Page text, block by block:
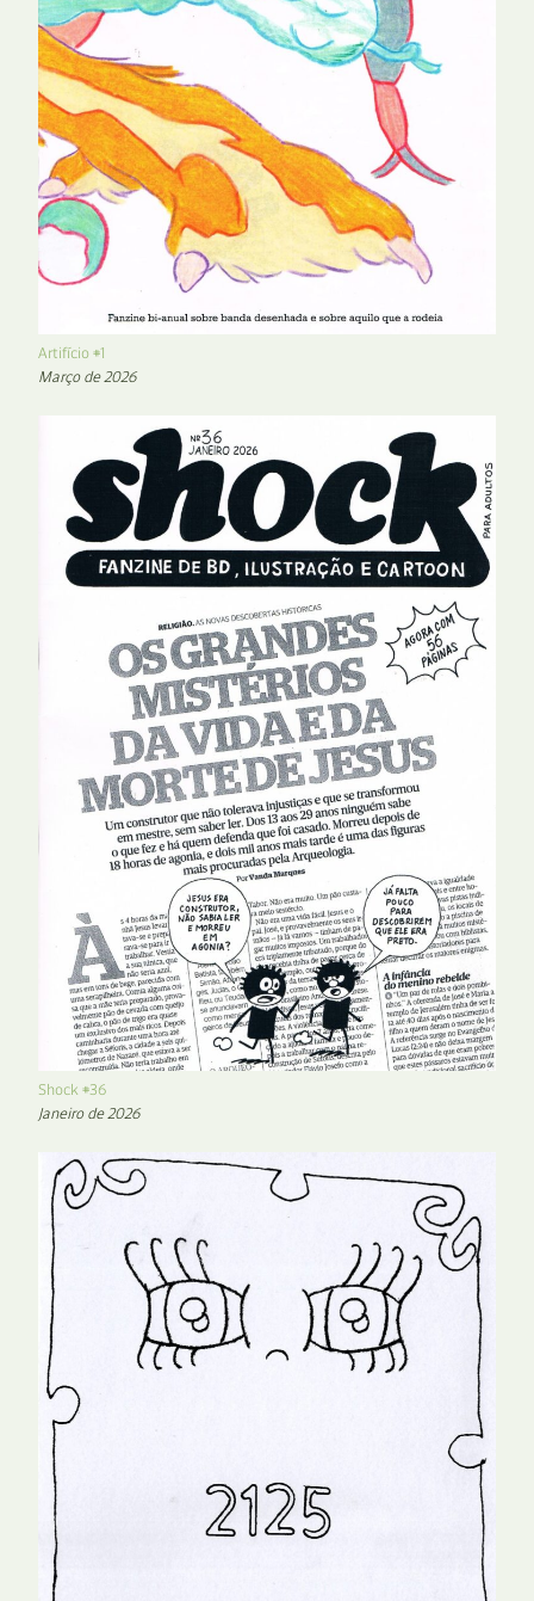
Artifício #1
Março de 2026
Shock #36
Janeiro de 2026